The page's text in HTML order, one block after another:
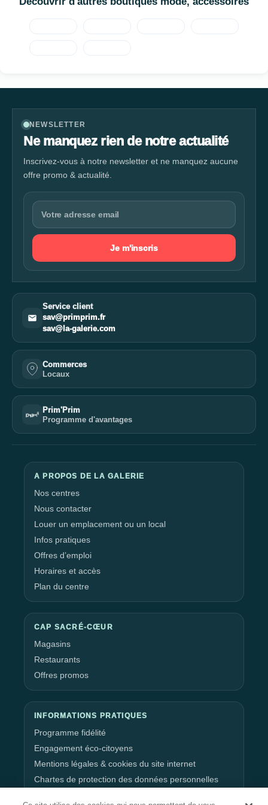
NEWSLETTER
Ne manquez rien de notre actualité
Inscrivez-vous à notre newsletter et ne manquez aucune
offre promo & actualité.
Je m'inscris
Service client
sav@primprim.fr
sav@la-galerie.com
Commerces
Locaux
Prim'Prim
Programme d'avantages
A PROPOS DE LA GALERIE
Nos centres
Nous contacter
Louer un emplacement ou un local
Infos pratiques
Offres d’emploi
Horaires et accès
Plan du centre
CAP SACRÉ-CŒUR
Magasins
Restaurants
Offres promos
INFORMATIONS PRATIQUES
Programme fidélité
Engagement éco-citoyens
Mentions légales & cookies du site internet
Chartes de protection des données personnelles